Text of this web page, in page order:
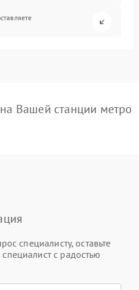
Вашей станции метро
специалисту, оставьте
с радостью